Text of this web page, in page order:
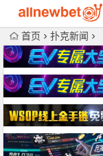
首页 扑克新闻